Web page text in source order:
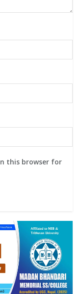
this browser for